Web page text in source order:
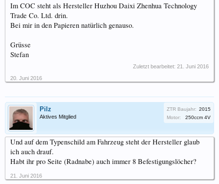
Im COC steht als Hersteller Huzhou Daixi Zhenhua Technology
Trade Co. Ltd. drin.
Bei mir in den Papieren natürlich genauso.
Grüsse
Stefan
Zuletzt bearbeitet: 21. Juni 2016
20. Juni 2016
Pilz
Aktives Mitglied
ZTR Baujahr: 2015
Motor:
250ccm 4V
Und auf dem Typenschild am Fahrzeug steht der Hersteller glaub
ich auch drauf.
Habt ihr pro Seite (Radnabe) auch immer 8 Befestigungslöcher?
21. Juni 2016